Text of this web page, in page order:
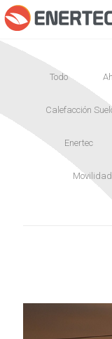
Todo
Calefacción
Enertec